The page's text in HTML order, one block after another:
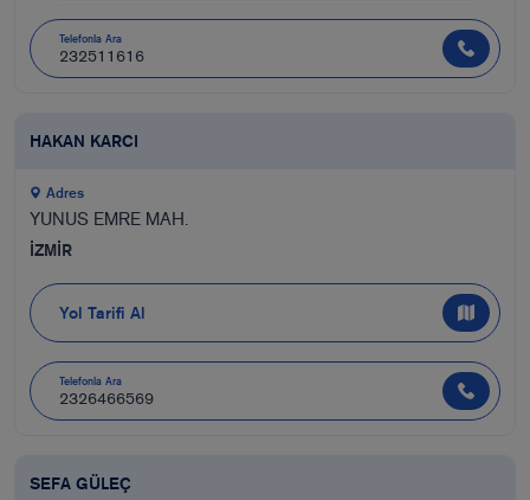
Telefonla Ara
232511616
HAKAN KARCI
Adres
YUNUS EMRE MAH.
İZMİR
Yol Tarifi Al
Telefonla Ara
2326466569
SEFA GÜLEÇ